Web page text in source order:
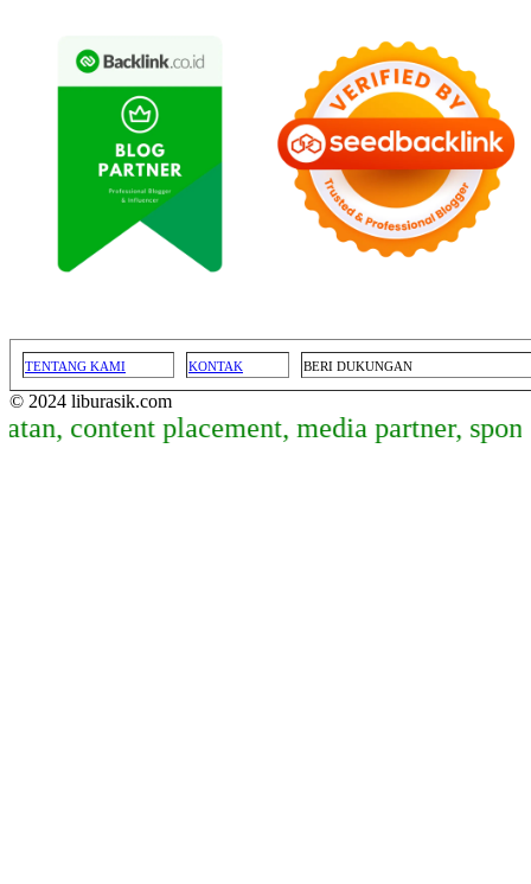
TENTANG KAMI KONTAK BERI DUKUNGAN
© 2024 liburasik.com
placement, media partner,